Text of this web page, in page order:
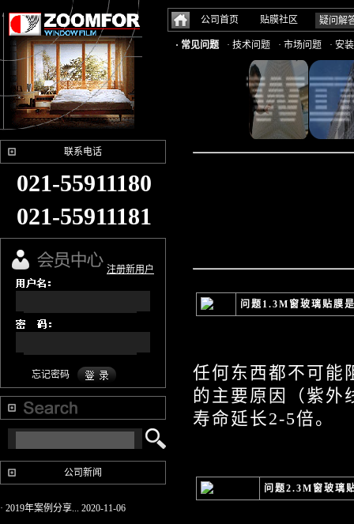
公司首页 贴膜社区 疑问解
· 常见问题 · 技术问题 · 市场问题 · 安
联系电话
021-55911180
021-55911181
注册新用户
忘记密码
公司新闻
· 2019年案例分享... 2020-11-06
问题1.3M窗玻璃贴膜
任何东西都不可能
的主要原因（紫外
寿命延长2-5倍。
问题2.3M窗玻璃